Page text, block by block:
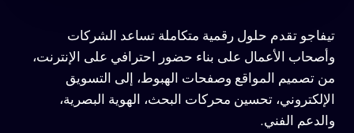
تيفاجو تقدم حلول رقمية متكاملة تساعد الشركات
وأصحاب الأعمال على بناء حضور احترافي على الإنترنت،
من تصميم المواقع وصفحات الهبوط، إلى التسويق
الإلكتروني، تحسين محركات البحث، الهوية البصرية،
والدعم الفني.